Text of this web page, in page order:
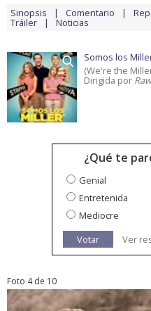
Sinopsis Comentario
Tráiler Noticias
Somos los
(We're the
Dirigida por
¿Qué te
Genial
Entretenida
Mediocre
Votar
Ver
Foto 4 de 10